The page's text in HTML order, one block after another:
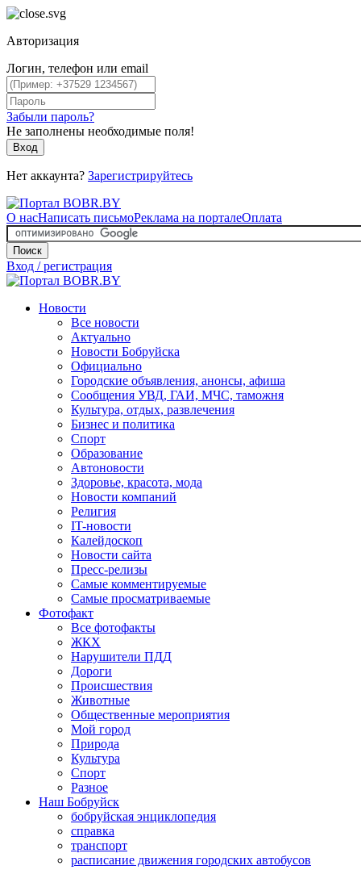
Авторизация
Логин, телефон или email
Забыли пароль?
Не заполнены необходимые поля!
Вход
Нет аккаунта? Зарегистрируйтесь
О насНаписать письмоРеклама на порталеОплата
Поиск
Вход / регистрация
Новости
Все новости
Актуально
Новости Бобруйска
Официально
Городские объявления, анонсы, афиша
Сообщения УВД, ГАИ, МЧС, таможня
Культура, отдых, развлечения
Бизнес и политика
Спорт
Образование
Автоновости
Здоровье, красота, мода
Новости компаний
Религия
IT-новости
Калейдоскоп
Новости сайта
Пресс-релизы
Самые комментируемые
Самые просматриваемые
Фотофакт
Все фотофакты
ЖКХ
Нарушители ПДД
Дороги
Происшествия
Животные
Общественные мероприятия
Мой город
Природа
Культура
Спорт
Разное
Наш Бобруйск
бобруйская энциклопедия
справка
транспорт
расписание движения городских автобусов